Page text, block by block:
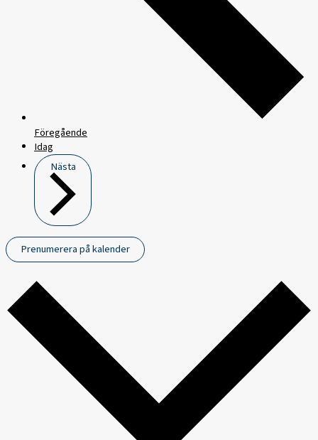
Föregående
Idag
Nästa
Prenumerera på kalender